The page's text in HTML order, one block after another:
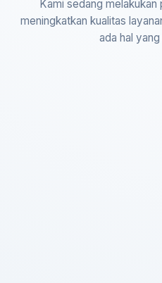
Kami sedang melakukan
meningkatkan kualitas
ada hal